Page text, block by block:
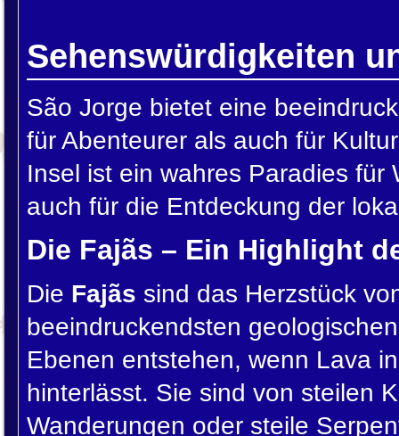
Sehenswürdigkeiten
São Jorge bietet eine
für Abenteurer als auch für
Insel ist ein wahres Paradies für
auch für die Entdeckung der
Die Fajãs – Ein Highlight
Die Fajãs sind das Herzstück
beeindruckendsten
Ebenen entstehen, wenn Lava
hinterlässt. Sie sind von steilen
Wanderungen oder steile